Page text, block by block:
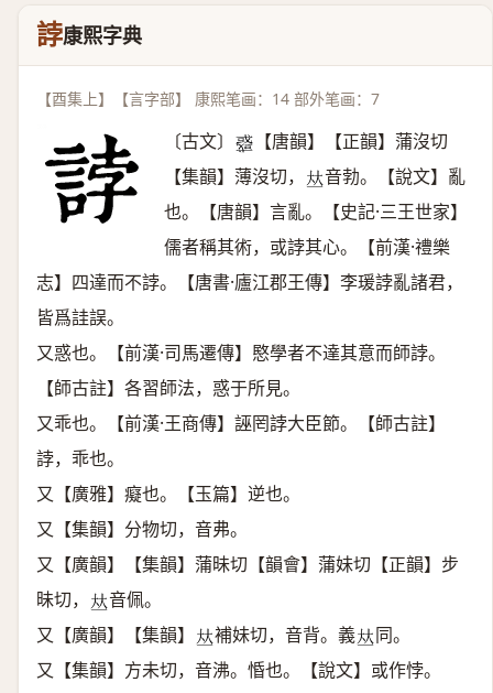
誖康熙字典
【酉集上】【言字部】 康熙笔画：14 部外笔画：7
〔古文〕 𢨋
【唐韻】【正韻】蒲沒切
【集韻】薄沒切， 𠀤音勃。【說文】亂
也。【唐韻】言亂。【史記·三王世家】
儒者稱其術，或誖其心。【前漢·禮樂
志】四達而不誖。【唐書·廬江郡王傳】李瑗誖亂諸君，
皆爲詿誤。
又惑也。【前漢·司馬遷傳】愍學者不達其意而師誖。
【師古註】各習師法，惑于所見。
又乖也。【前漢·王商傳】誣罔誖大臣節。【師古註】
誖，乖也。
又【廣雅】癡也。【玉篇】逆也。
又【集韻】分物切，音弗。
又【廣韻】【集韻】蒲昧切【韻會】蒲妹切【正韻】步
昧切， 𠀤音佩。
又【廣韻】【集韻】 𠀤補妹切，音背。義𠀤同。
又【集韻】方未切，音沸。惛也。【說文】或作悖。